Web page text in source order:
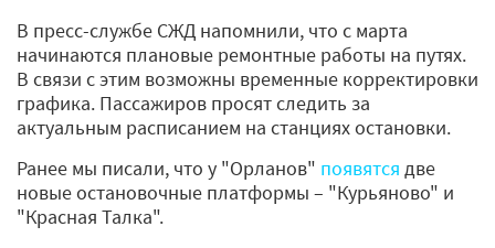
В пресс-службе СЖД напомнили, что с марта
начинаются плановые ремонтные работы на путях.
В связи с этим возможны временные корректировки
графика. Пассажиров просят следить за
актуальным расписанием на станциях остановки.
Ранее мы писали, что у "Орланов" появятся две
новые остановочные платформы – "Курьяново" и
"Красная Талка".